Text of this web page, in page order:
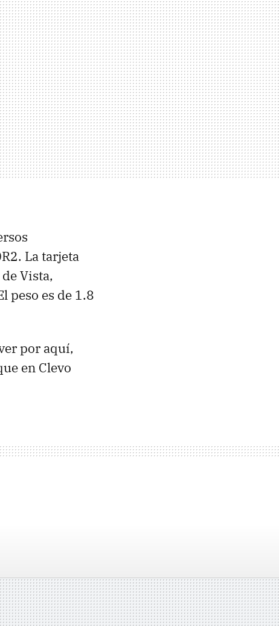
La tarjeta
Vista,
peso es de 1.8
por aquí,
en Clevo